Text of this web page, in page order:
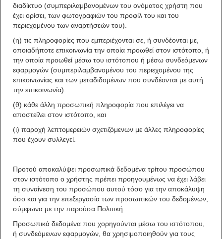
διαδίκτυο (συμπεριλαμβανομένων του ονόματος χρήστη που
έχει ορίσει, των φωτογραφιών του προφίλ του και του
περιεχομένου των αναρτήσεών του).
(η) τις πληροφορίες που εμπεριέχονται σε, ή συνδέονται με,
οποιαδήποτε επικοινωνία την οποία προωθεί στον ιστότοπο, ή
την οποία προωθεί μέσω του ιστότοπου ή μέσω συνδεόμενων
εφαρμογών (συμπεριλαμβανομένου του περιεχομένου της
επικοινωνίας και των μεταδιδομένων που συνδέονται με αυτή
την επικοινωνία).
(θ) κάθε άλλη προσωπική πληροφορία που επιλέγει να
αποστείλει στον ιστότοπο, και
(ι) παροχή λεπτομερειών σχετιζόμενων με άλλες πληροφορίες
που έχουν συλλεγεί.
Προτού αποκαλύψει προσωπικά δεδομένα τρίτου προσώπου
στον ιστότοπο ο χρήστης πρέπει προηγουμένως να έχει λάβει
τη συναίνεση του προσώπου αυτού τόσο για την αποκάλυψη
όσο και για την επεξεργασία των προσωπικών του δεδομένων,
σύμφωνα με την παρούσα Πολιτική.
Προσωπικά δεδομένα που χορηγούνται μέσω του ιστότοπου,
ή συνδεόμενων εφαρμογών, θα χρησιμοποιηθούν για τους